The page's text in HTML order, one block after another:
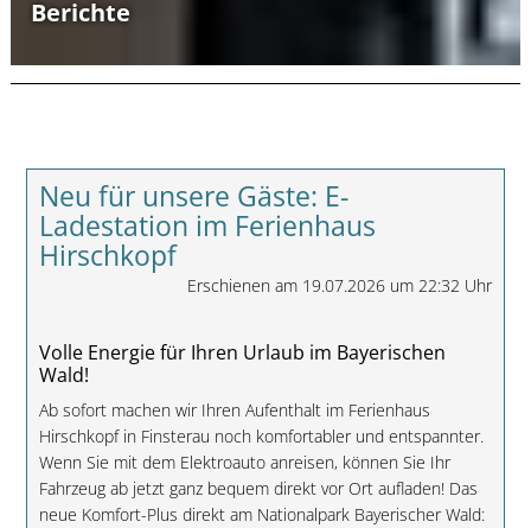
Berichte
Neu für unsere Gäste: E-
Ladestation im Ferienhaus
Hirschkopf
Erschienen am 19.07.2026 um 22:32 Uhr
Volle Energie für Ihren Urlaub im Bayerischen
Wald!
Ab sofort machen wir Ihren Aufenthalt im Ferienhaus
Hirschkopf in Finsterau noch komfortabler und entspannter.
Wenn Sie mit dem Elektroauto anreisen, können Sie Ihr
Fahrzeug ab jetzt ganz bequem direkt vor Ort aufladen! Das
neue Komfort-Plus direkt am Nationalpark Bayerischer Wald: